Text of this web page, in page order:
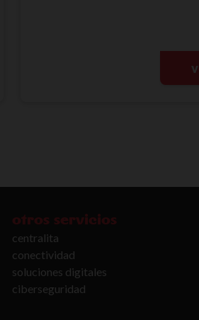
otros servicios
centralita
conectividad
soluciones digitales
ciberseguridad